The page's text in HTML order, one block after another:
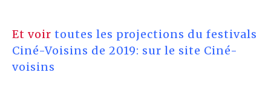
Et voir toutes les projections du festivals
Ciné-Voisins de 2019: sur le site Ciné-
voisins